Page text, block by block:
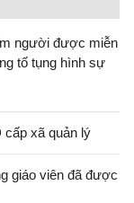
người được miễn
tố tụng hình sự
cấp xã quản lý
giáo viên đã được